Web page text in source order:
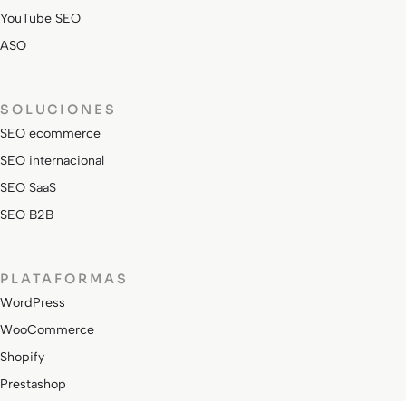
YouTube SEO
ASO
SOLUCIONES
SEO ecommerce
SEO internacional
SEO SaaS
SEO B2B
PLATAFORMAS
WordPress
WooCommerce
Shopify
Prestashop